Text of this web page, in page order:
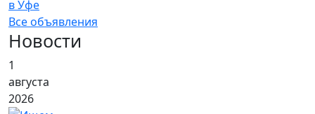
в Уфе
Все объявления
Новости
1
августа
2026